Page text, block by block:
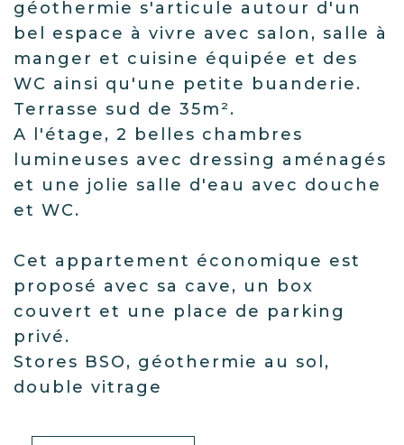
géothermie s'articule autour d'un
bel espace à vivre avec salon, salle à
manger et cuisine équipée et des
WC ainsi qu'une petite buanderie.
Terrasse sud de 35m².
A l'étage, 2 belles chambres
lumineuses avec dressing aménagés
et une jolie salle d'eau avec douche
et WC.
Cet appartement économique est
proposé avec sa cave, un box
couvert et une place de parking
privé.
Stores BSO, géothermie au sol,
double vitrage